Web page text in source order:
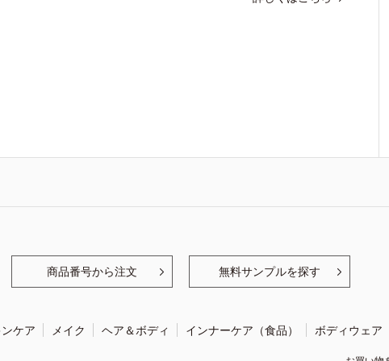
商品番号から注文 無料サンプルを探す
ケア メイク ヘア＆ボディ インナーケア（食品） ボディウェア